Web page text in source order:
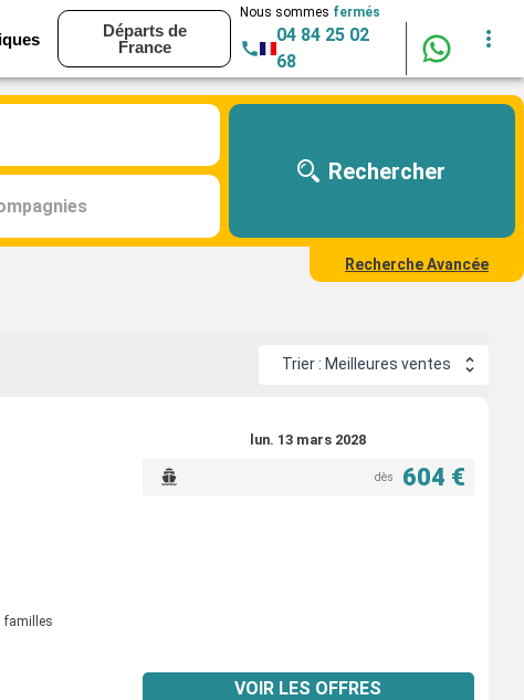
Départs de
France
Nous sommes fermés
04 84 25 02
68
Rechercher
Recherche Avancée
Trier : Meilleures ventes
familles
lun. 13 mars 2028
dès 604 €
VOIR LES OFFRES